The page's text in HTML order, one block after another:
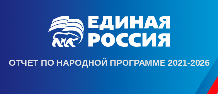
ОТЧЕТ ПО НАРОДНОЙ ПРОГРАММЕ 2021-2026